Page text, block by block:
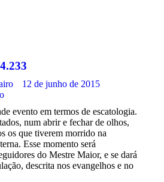
12 de junho de 2015
evento em termos de escatologia.
num abrir e fechar de olhos,
os que tiverem morrido na
Esse momento será
do Mestre Maior, e se dará
descrita nos evangelhos e no